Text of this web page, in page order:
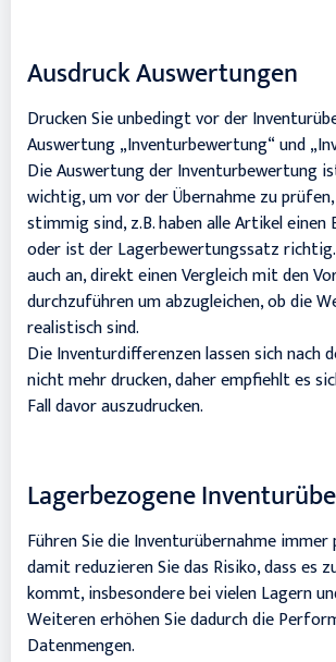
Ausdruck Auswertungen
Drucken Sie unbedingt vor der
Auswertung „Inventurbewertung“ und
Die Auswertung der Inventurbewertung
wichtig, um vor der Übernahme zu
stimmig sind, z.B. haben alle Artikel einen
oder ist der Lagerbewertungssatz
auch an, direkt einen Vergleich mit den
durchzuführen um abzugleichen, ob die
realistisch sind.
Die Inventurdifferenzen lassen sich nach
nicht mehr drucken, daher empfiehlt es
Fall davor auszudrucken.
Lagerbezogene
Führen Sie die Inventurübernahme
damit reduzieren Sie das Risiko, dass es
kommt, insbesondere bei vielen Lagern
Weiteren erhöhen Sie dadurch die
Datenmengen.